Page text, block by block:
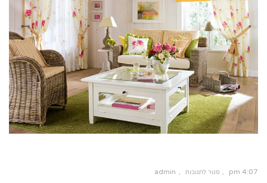
4:07 pm סגור לתגובות admin